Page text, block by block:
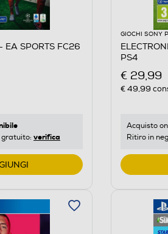
EA SPORTS FC26
gratuito: verifica
GIOCHI SONY
PS4
€ 29,99
€ 49,99
Acquisto
Ritiro in